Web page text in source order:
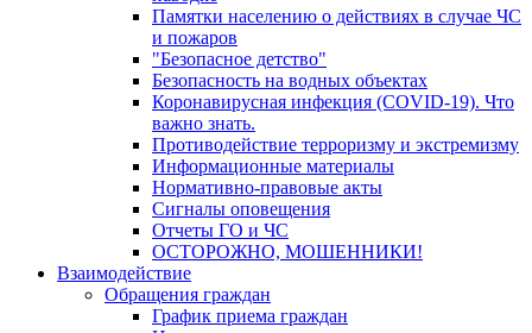
Памятки населению о действиях в случае ЧС
и пожаров
"Безопасное детство"
Безопасность на водных объектах
Коронавирусная инфекция (COVID-19). Что
важно знать.
Противодействие терроризму и экстремизму
Информационные материалы
Нормативно-правовые акты
Сигналы оповещения
Отчеты ГО и ЧС
ОСТОРОЖНО, МОШЕННИКИ!
Взаимодействие
Обращения граждан
График приема граждан